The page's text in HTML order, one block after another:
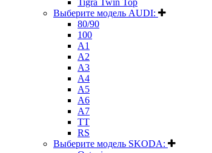
Tigra Twin Top
Выберите модель AUDI:
80/90
100
A1
A2
A3
A4
A5
A6
A7
TT
RS
Выберите модель SKODA: